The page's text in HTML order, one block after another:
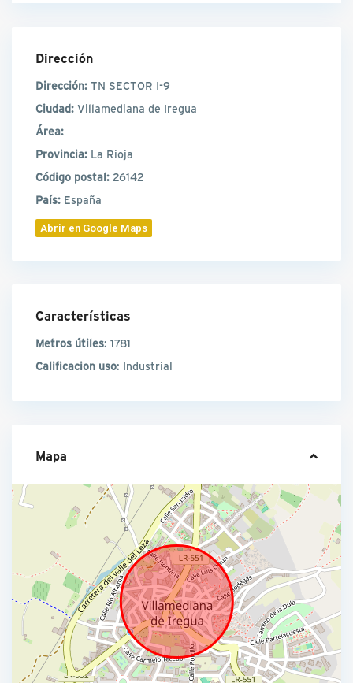
Dirección
Dirección: TN SECTOR I-9
Ciudad: Villamediana de Iregua
Área:
Provincia: La Rioja
Código postal: 26142
País: España
Abrir en Google Maps
Características
Metros útiles: 1781
Calificacion uso: Industrial
Mapa